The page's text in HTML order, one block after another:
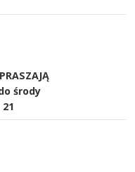
środy